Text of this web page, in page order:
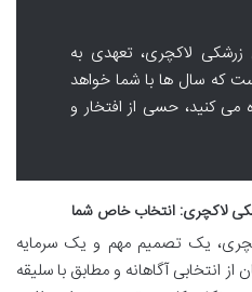
لاکچری، تعهدی به
که سال ها با شما خواهد
می کنید، حسی از افتخار و
لاکچری: انتخاب خاص شما
یک تصمیم مهم و یک سرمایه
انتخابی آگاهانه و مطابق با سلیقه